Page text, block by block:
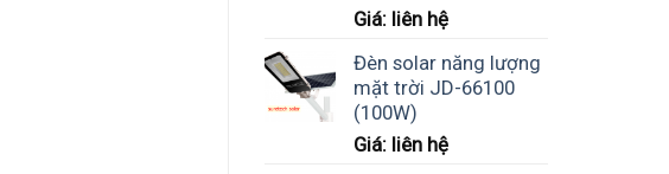
Giá: liên hệ
Đèn solar năng lượng
mặt trời JD-66100
(100W)
Giá: liên hệ